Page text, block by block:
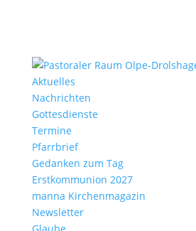
Aktu­elles
Nach­richten
Gottes­dienste
Termine
Pfarr­brief
Gedanken zum Tag
Erst­kom­mu­nion 2027
manna Kirchen­ma­gazin
News­letter